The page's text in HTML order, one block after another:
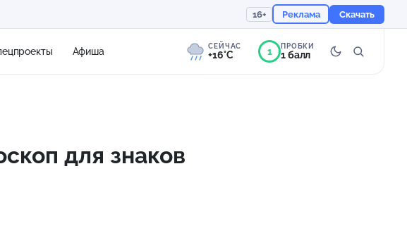
16+ Реклама Скачать
Афиша СЕЙЧАС
+16°C 1 ПРОБКИ
1 балл
для знаков